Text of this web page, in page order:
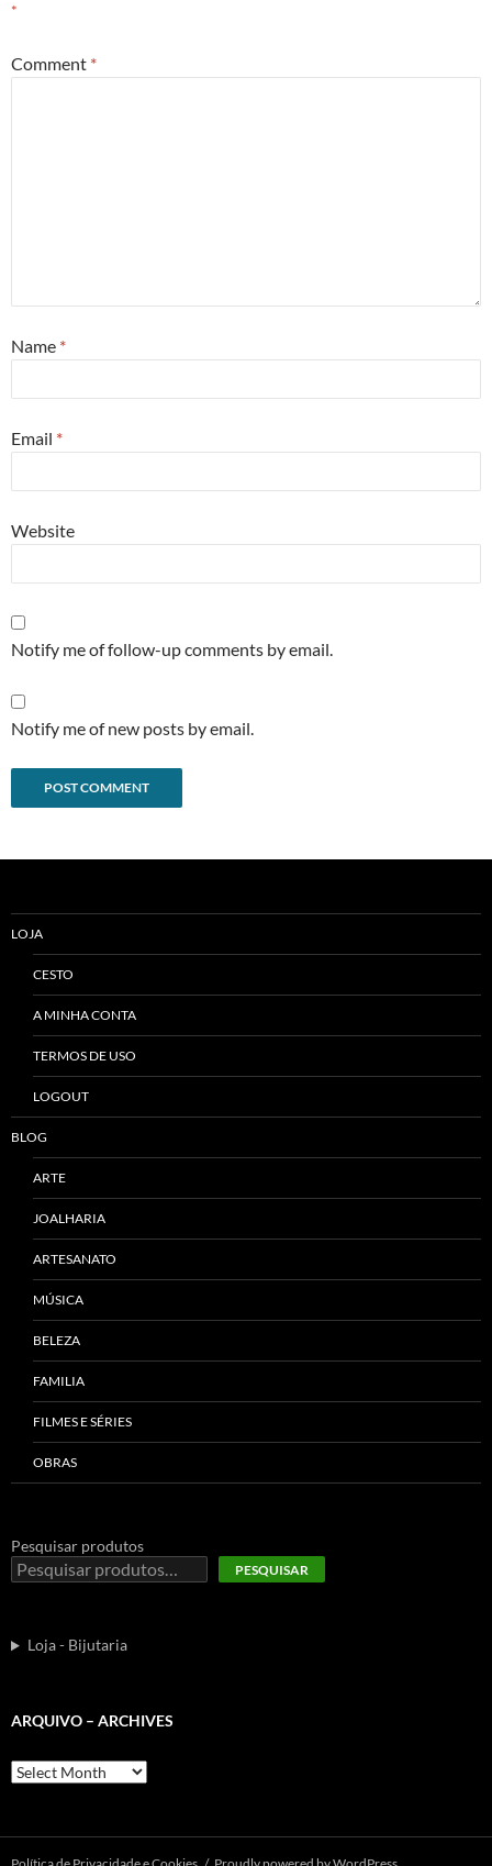
*
Comment *
Name *
Email *
Website
Notify me of follow-up comments by email.
Notify me of new posts by email.
LOJA
CESTO
A MINHA CONTA
TERMOS DE USO
LOGOUT
BLOG
ARTE
JOALHARIA
ARTESANATO
MÚSICA
BELEZA
FAMILIA
FILMES E SÉRIES
OBRAS
Pesquisar produtos
PESQUISAR
Loja - Bijutaria
ARQUIVO – ARCHIVES
Arquivo
–